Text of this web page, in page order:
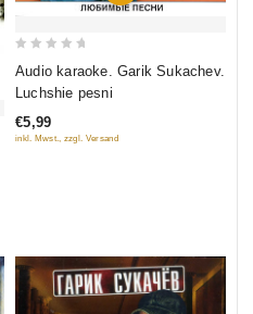
5
Audio karaoke. Garik Sukachev.
Luchshie pesni
€5,99
inkl. Mwst., zzgl. Versand